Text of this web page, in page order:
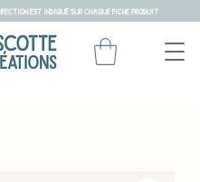
EST INDIQUÉ SUR CHAQUE FICHE PRODUIT